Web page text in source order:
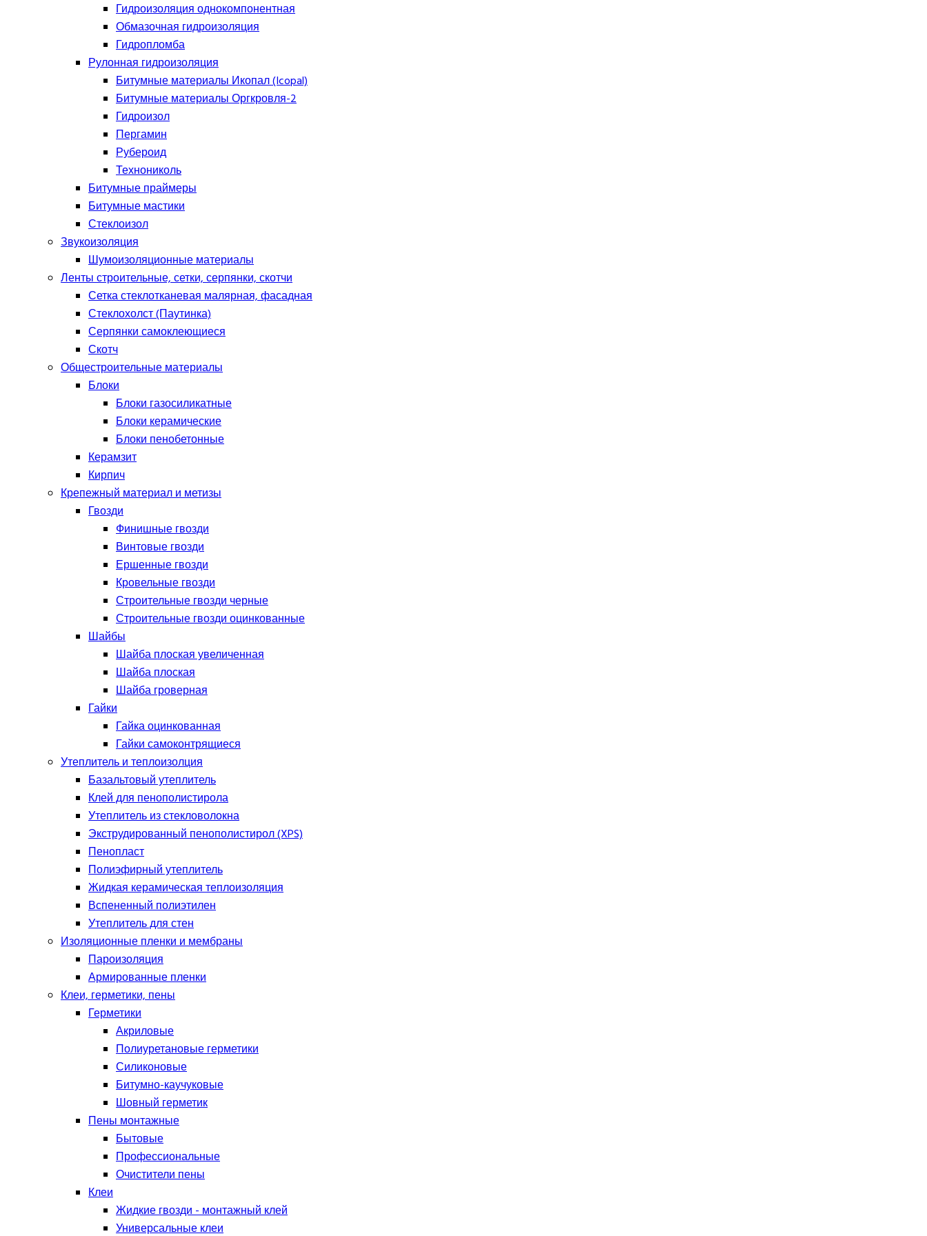
Гидроизоляция однокомпонентная
Обмазочная гидроизоляция
Гидропломба
Рулонная гидроизоляция
Битумные материалы Икопал (Icopal)
Битумные материалы Оргкровля-2
Гидроизол
Пергамин
Рубероид
Технониколь
Битумные праймеры
Битумные мастики
Стеклоизол
Звукоизоляция
Шумоизоляционные материалы
Ленты строительные, сетки, серпянки, скотчи
Сетка стеклотканевая малярная, фасадная
Стеклохолст (Паутинка)
Серпянки самоклеющиеся
Скотч
Общестроительные материалы
Блоки
Блоки газосиликатные
Блоки керамические
Блоки пенобетонные
Керамзит
Кирпич
Крепежный материал и метизы
Гвозди
Финишные гвозди
Винтовые гвозди
Ершенные гвозди
Кровельные гвозди
Строительные гвозди черные
Строительные гвозди оцинкованные
Шайбы
Шайба плоская увеличенная
Шайба плоская
Шайба гроверная
Гайки
Гайка оцинкованная
Гайки самоконтрящиеся
Утеплитель и теплоизолция
Базальтовый утеплитель
Клей для пенополистирола
Утеплитель из стекловолокна
Экструдированный пенополистирол (XPS)
Пенопласт
Полиэфирный утеплитель
Жидкая керамическая теплоизоляция
Вспененный полиэтилен
Утеплитель для стен
Изоляционные пленки и мембраны
Пароизоляция
Армированные пленки
Клеи, герметики, пены
Герметики
Акриловые
Полиуретановые герметики
Силиконовые
Битумно-каучуковые
Шовный герметик
Пены монтажные
Бытовые
Профессиональные
Очистители пены
Клеи
Жидкие гвозди - монтажный клей
Универсальные клеи